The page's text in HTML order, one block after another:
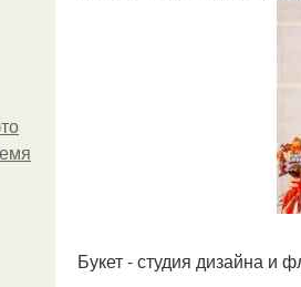
Букет - студия дизайна и